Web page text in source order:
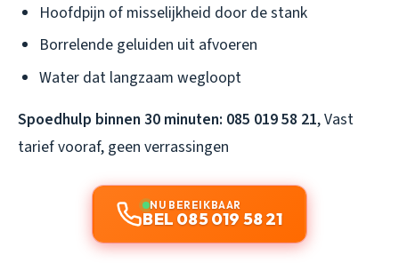
Hoofdpijn of misselijkheid door de stank
Borrelende geluiden uit afvoeren
Water dat langzaam wegloopt
Spoedhulp binnen 30 minuten: 085 019 58 21, Vast
tarief vooraf, geen verrassingen
NU BEREIKBAAR
BEL 085 019 58 21